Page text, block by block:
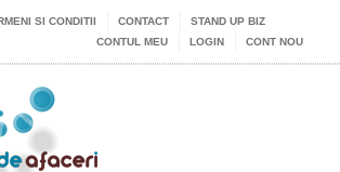
SI CONDITII CONTACT
STAND UP BIZ
CONTUL MEU
LOGIN CONT NOU